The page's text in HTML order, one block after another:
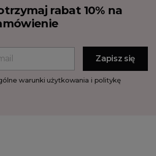
rabat 10% na
warunki użytkowania i politykę